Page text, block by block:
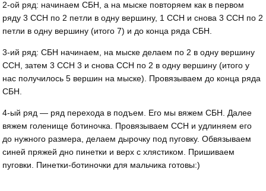
2-ой ряд: начинаем СБН, а на мыске повторяем как в первом
ряду 3 ССН по 2 петли в одну вершину, 1 ССН и снова 3 ССН по 2
петли в одну вершину (итого 7) и до конца ряда СБН.
3-ий ряд: СБН начинаем, на мыске делаем по 2 в одну вершину
ССН, затем 3 ССН 3 и снова ССН по 2 в одну вершину (итого у
нас получилось 5 вершин на мыске). Провязываем до конца ряда
СБН.
4-ый ряд — ряд перехода в подъем. Его мы вяжем СБН. Далее
вяжем голенище ботиночка. Провязываем ССН и удлиняем его
до нужного размера, делаем дырочку под пуговку. Обвязываем
синей пряжей дно пинетки и верх с хлястиком. Пришиваем
пуговки. Пинетки-ботиночки для мальчика готовы:)